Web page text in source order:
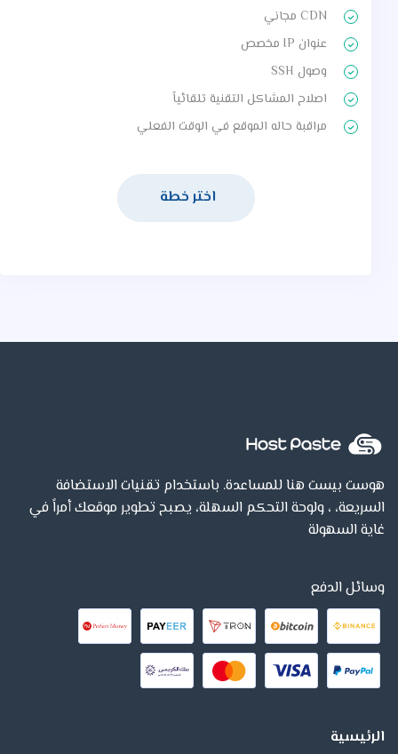
CDN مجاني
عنوان IP مخصص
وصول SSH
اصلاح المشاكل التقنية تلقائياً
مراقبة حاله الموقع في الوقت الفعلي
اختر خطة
هوست بيست هنا للمساعدة. باستخدام تقنيات الاستضافة
السريعة، ، ولوحة التحكم السهلة، يصبح تطوير موقعك أمراً في
غاية السهولة
وسائل الدفع
الرئيسية